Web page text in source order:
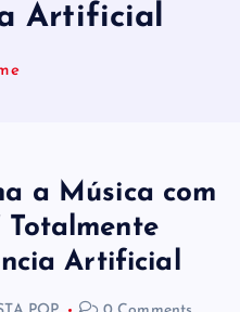
Artificial
a Música com
Totalmente
Artificial